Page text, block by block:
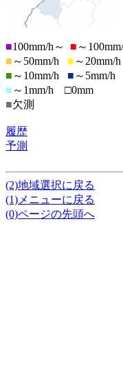
■100mm/h～ ■ ～
■ ～50mm/h ■ ～20mm/h
■ ～10mm/h ■ ～5mm/h
■ ～1mm/h □0mm
■欠測
履歴
予測
(2)地域選択に戻る
(1)メニューに戻る
(0)ページの先頭へ